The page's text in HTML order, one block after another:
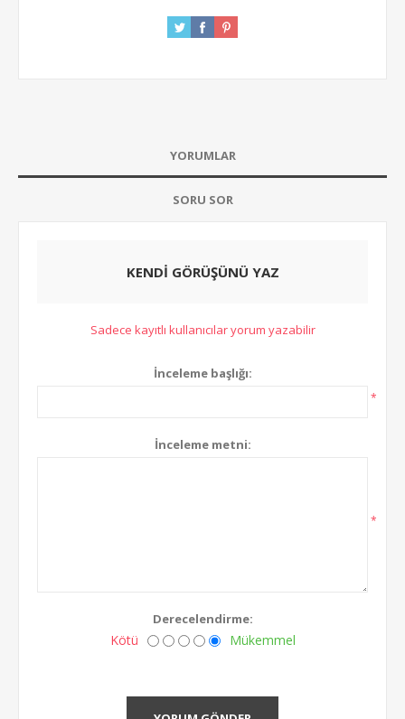
YORUMLAR
SORU SOR
KENDI GÖRÜŞÜNÜ YAZ
Sadece kayıtlı kullanıcılar yorum yazabilir
İnceleme başlığı:
*
İnceleme metni:
*
Derecelendirme:
Kötü Mükemmel